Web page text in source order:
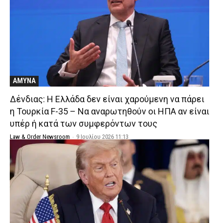
ΑΜΥΝΑ
Δένδιας: Η Ελλάδα δεν είναι χαρούμενη να πάρει
η Τουρκία F-35 – Nα αναρωτηθούν οι ΗΠΑ αν είναι
υπέρ ή κατά των συμφερόντων τους
Law & Order Newsroom - 9 Ιουλίου 2026 11:13